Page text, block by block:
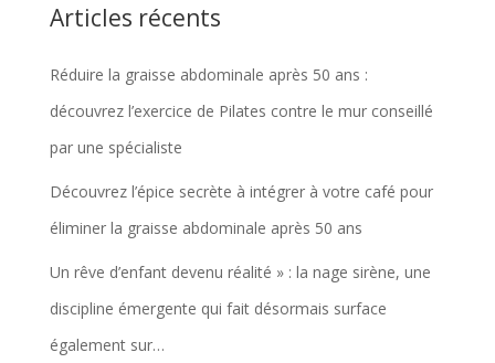
Articles récents
Réduire la graisse abdominale après 50 ans :
découvrez l’exercice de Pilates contre le mur conseillé
par une spécialiste
Découvrez l’épice secrète à intégrer à votre café pour
éliminer la graisse abdominale après 50 ans
Un rêve d’enfant devenu réalité » : la nage sirène, une
discipline émergente qui fait désormais surface
également sur…